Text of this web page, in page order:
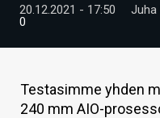
HINTA.FI
20.12.2021 - 17:50 Juha
0
Testasimme yhden
240 mm AIO-